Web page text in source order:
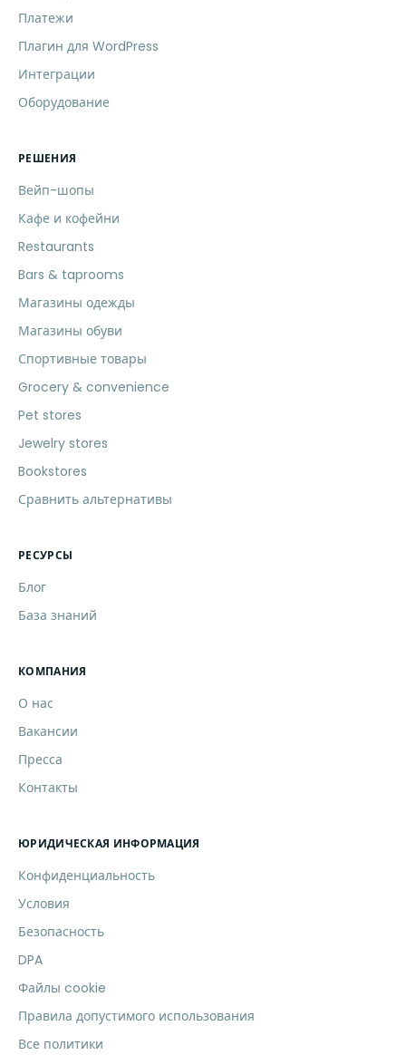
Платежи
Плагин для WordPress
Интеграции
Оборудование
РЕШЕНИЯ
Вейп-шопы
Кафе и кофейни
Restaurants
Bars & taprooms
Магазины одежды
Магазины обуви
Спортивные товары
Grocery & convenience
Pet stores
Jewelry stores
Bookstores
Сравнить альтернативы
РЕСУРСЫ
Блог
База знаний
КОМПАНИЯ
О нас
Вакансии
Пресса
Контакты
ЮРИДИЧЕСКАЯ ИНФОРМАЦИЯ
Конфиденциальность
Условия
Безопасность
DPA
Файлы cookie
Правила допустимого использования
Все политики